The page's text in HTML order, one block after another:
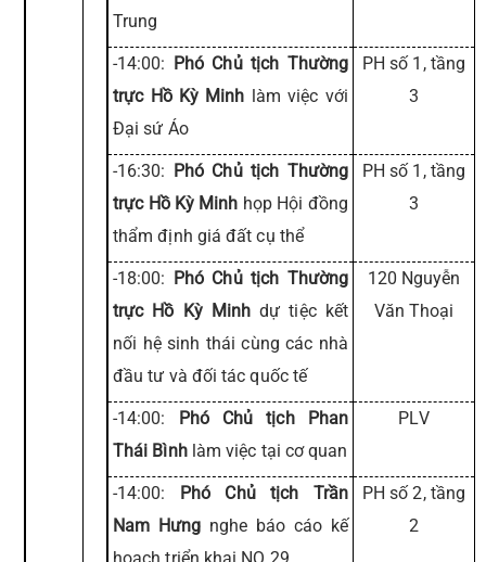
Trung
-14:00: Phó Chủ tịch Thường
trực Hồ Kỳ Minh làm việc với
Đại sứ Áo
PH số 1, tầng
3
-16:30: Phó Chủ tịch Thường
trực Hồ Kỳ Minh họp Hội đồng
thẩm định giá đất cụ thể
PH số 1, tầng
3
-18:00: Phó Chủ tịch Thường
trực Hồ Kỳ Minh dự tiệc kết
nối hệ sinh thái cùng các nhà
đầu tư và đối tác quốc tế
120 Nguyễn
Văn Thoại
-14:00: Phó Chủ tịch Phan
Thái Bìnhlàm việc tại cơ quan
PLV
-14:00: Phó Chủ tịch Trần
Nam Hưng nghe báo cáo kế
PH số 2, tầng
2